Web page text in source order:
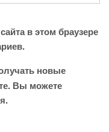
в этом браузере
новые
Вы можете